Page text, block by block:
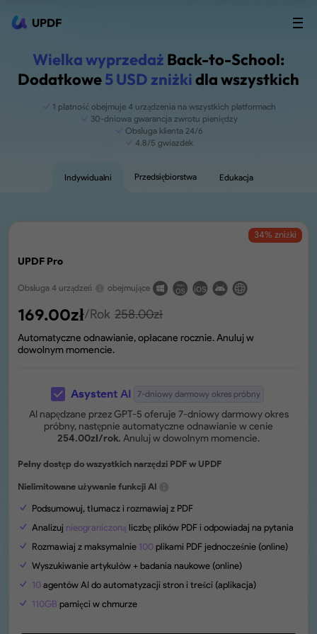
UPDF
Wielka wyprzedaż Back-to-School:
Dodatkowe5 USD zniżkidla wszystkich
1 płatność obejmuje 4 urządzenia na wszystkich platformach
30-dniowa gwarancja zwrotu pieniędzy
Obsługa klienta 24/6
4.8/5 gwiazdek
Indywidualni Przedsiębiorstwa Edukacja
UPDF Pro
34% zniżki
Obsługa 4 urządzeń obejmujące
169.00zł/Rok 258.00zł
Automatyczne odnawianie, opłacane rocznie. Anuluj w
dowolnym momencie.
Asystent AI 7-dniowy darmowy okres próbny
AI napędzane przez GPT-5 oferuje 7-dniowy darmowy okres
próbny, następnie automatyczne odnawianie w cenie
254.00zł/rok. Anuluj w dowolnym momencie.
Pełny dostęp do wszystkich narzędzi PDF w UPDF
Nielimitowane używanie funkcji AI
Podsumowuj, tłumacz i rozmawiaj z PDF
Analizuj nieograniczoną liczbę plików PDF i odpowiadaj na pytania
Rozmawiaj z maksymalnie 100 plikami PDF jednocześnie (online)
Wyszukiwanie artykułów + badania naukowe (online)
10 agentów AI do automatyzacji stron i treści (aplikacja)
110GB pamięci w chmurze